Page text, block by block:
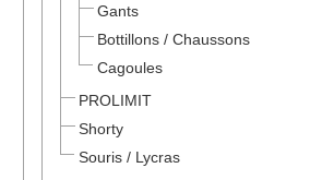
Gants
Bottillons / Chaussons
Cagoules
PROLIMIT
Shorty
Souris / Lycras